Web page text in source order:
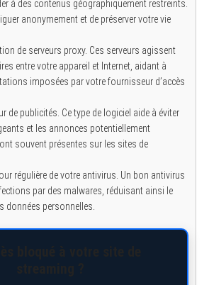
à des contenus géographiquement restreints.
anonymement et de préserver votre vie
de serveurs proxy. Ces serveurs agissent
entre votre appareil et Internet, aidant à
imposées par votre fournisseur d’accès
de publicités. Ce type de logiciel aide à éviter
et les annonces potentiellement
souvent présentes sur les sites de
régulière de votre antivirus. Un bon antivirus
par des malwares, réduisant ainsi le
données personnelles.